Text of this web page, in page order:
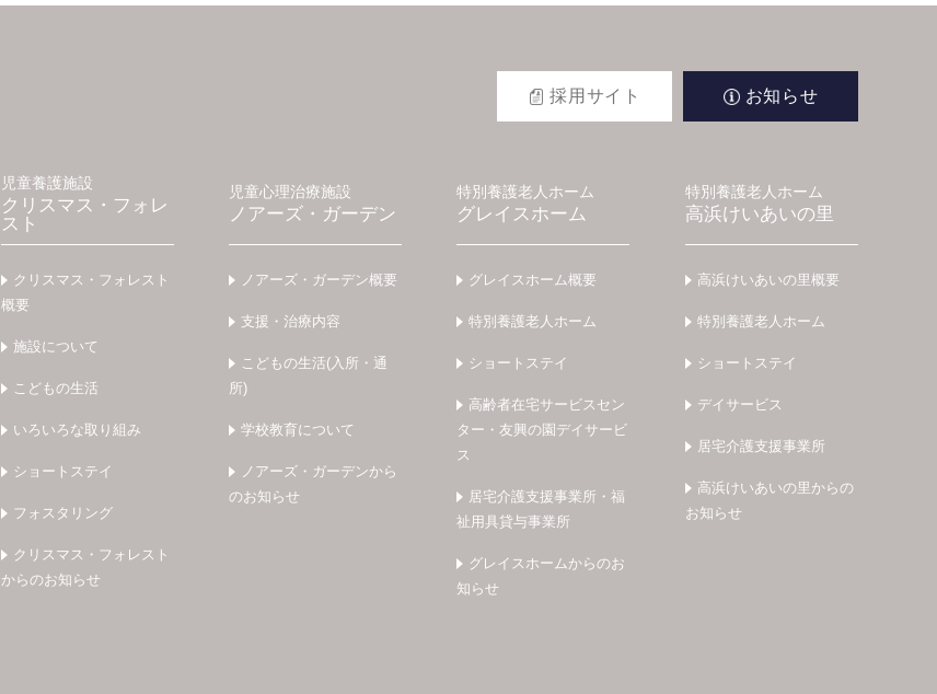
採用サイト お知らせ
児童養護施設
クリスマス・フォレ
スト
クリスマス・フォレスト
概要
施設について
こどもの生活
いろいろな取り組み
ショートステイ
フォスタリング
クリスマス・フォレスト
からのお知らせ
児童心理治療施設
ノアーズ・ガーデン
ノアーズ・ガーデン概要
支援・治療内容
こどもの生活(入所・通
所)
学校教育について
ノアーズ・ガーデンから
のお知らせ
特別養護老人ホーム
グレイスホーム
グレイスホーム概要
特別養護老人ホーム
ショートステイ
高齢者在宅サービスセン
ター・友興の園デイサービ
ス
居宅介護支援事業所・福
祉用具貸与事業所
グレイスホームからのお
知らせ
特別養護老人ホーム
高浜けいあいの里
高浜けいあいの里概要
特別養護老人ホーム
ショートステイ
デイサービス
居宅介護支援事業所
高浜けいあいの里からの
お知らせ